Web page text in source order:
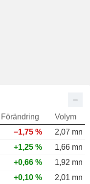
Förändring
Volym
−1,75 %
2,07 mn
+1,25 %
1,66 mn
+0,66 %
1,92 mn
+0,10 %
2,01 mn